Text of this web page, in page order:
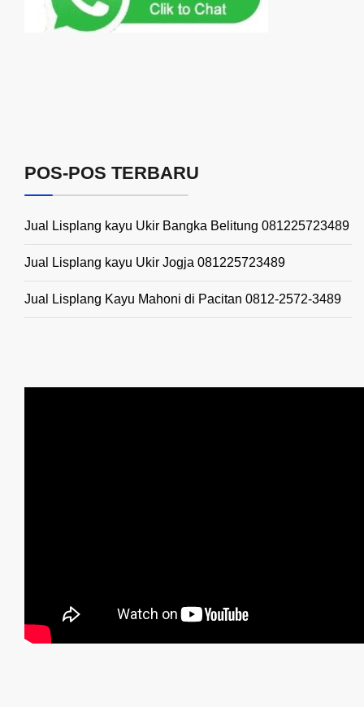
POS-POS TERBARU
Jual Lisplang kayu Ukir Bangka Belitung 081225723489
Jual Lisplang kayu Ukir Jogja 081225723489
Jual Lisplang Kayu Mahoni di Pacitan 0812-2572-3489